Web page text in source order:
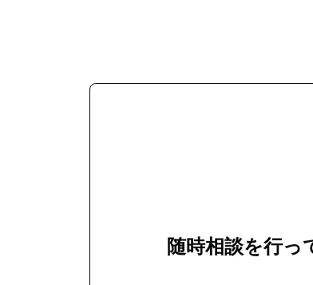
随時相談を行っ